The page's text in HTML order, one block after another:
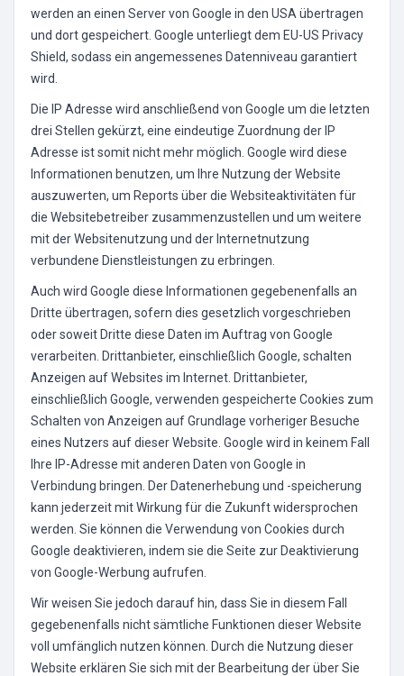
werden an einen Server von Google in den USA übertragen
und dort gespeichert. Google unterliegt dem EU-US Privacy
Shield, sodass ein angemessenes Datenniveau garantiert
wird.
Die IP Adresse wird anschließend von Google um die letzten
drei Stellen gekürzt, eine eindeutige Zuordnung der IP
Adresse ist somit nicht mehr möglich. Google wird diese
Informationen benutzen, um Ihre Nutzung der Website
auszuwerten, um Reports über die Websiteaktivitäten für
die Websitebetreiber zusammenzustellen und um weitere
mit der Websitenutzung und der Internetnutzung
verbundene Dienstleistungen zu erbringen.
Auch wird Google diese Informationen gegebenenfalls an
Dritte übertragen, sofern dies gesetzlich vorgeschrieben
oder soweit Dritte diese Daten im Auftrag von Google
verarbeiten. Drittanbieter, einschließlich Google, schalten
Anzeigen auf Websites im Internet. Drittanbieter,
einschließlich Google, verwenden gespeicherte Cookies zum
Schalten von Anzeigen auf Grundlage vorheriger Besuche
eines Nutzers auf dieser Website. Google wird in keinem Fall
Ihre IP-Adresse mit anderen Daten von Google in
Verbindung bringen. Der Datenerhebung und -speicherung
kann jederzeit mit Wirkung für die Zukunft widersprochen
werden. Sie können die Verwendung von Cookies durch
Google deaktivieren, indem sie die Seite zur Deaktivierung
von Google-Werbung aufrufen.
Wir weisen Sie jedoch darauf hin, dass Sie in diesem Fall
gegebenenfalls nicht sämtliche Funktionen dieser Website
voll umfänglich nutzen können. Durch die Nutzung dieser
Website erklären Sie sich mit der Bearbeitung der über Sie